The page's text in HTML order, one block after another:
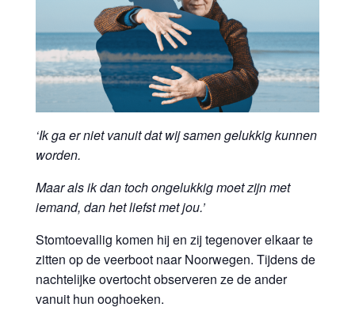
‘Ik ga er niet vanuit dat wij samen gelukkig kunnen
worden.
Maar als ik dan toch ongelukkig moet zijn met
iemand, dan het liefst met jou.’
Stomtoevallig komen hij en zij tegenover elkaar te
zitten op de veerboot naar Noorwegen. Tijdens de
nachtelijke overtocht observeren ze de ander
vanuit hun ooghoeken.